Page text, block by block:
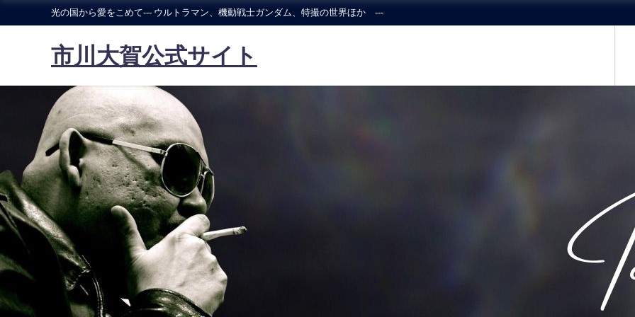
光の国から愛をこめて--- ウルトラマン、機動戦士ガンダム、特撮の世界ほか ---
市川大賀公式サイト